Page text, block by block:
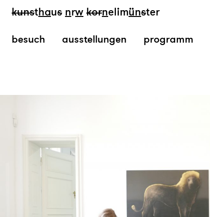
kunsthaus nrw kornelimünster
besuch ausstellungen programm